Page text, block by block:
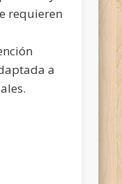
requieren
a